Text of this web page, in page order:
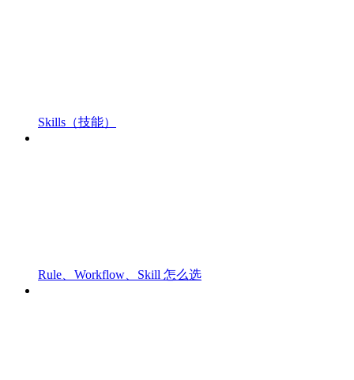
Skills（技能）
Rule、Workflow、Skill 怎么选